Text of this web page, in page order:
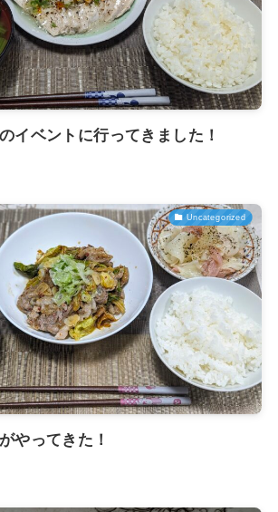
イベントに行ってきました！
Uncategorized
やってきた！